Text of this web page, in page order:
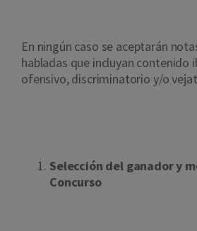
En ningún caso se aceptarán
habladas que incluyan contenido
ofensivo, discriminatorio y/o
Selección del ganador y
Concurso